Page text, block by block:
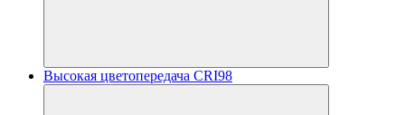
Высокая цветопередача CRI98